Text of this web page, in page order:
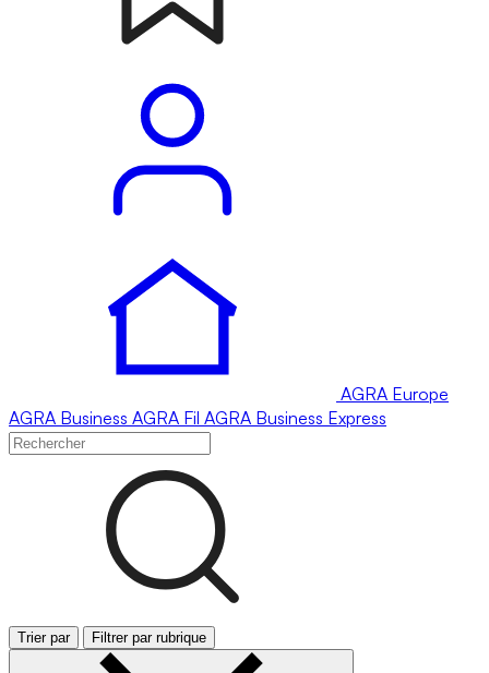
AGRA Europe
AGRA Business AGRA Fil AGRA Business Express
Trier par Filtrer par rubrique